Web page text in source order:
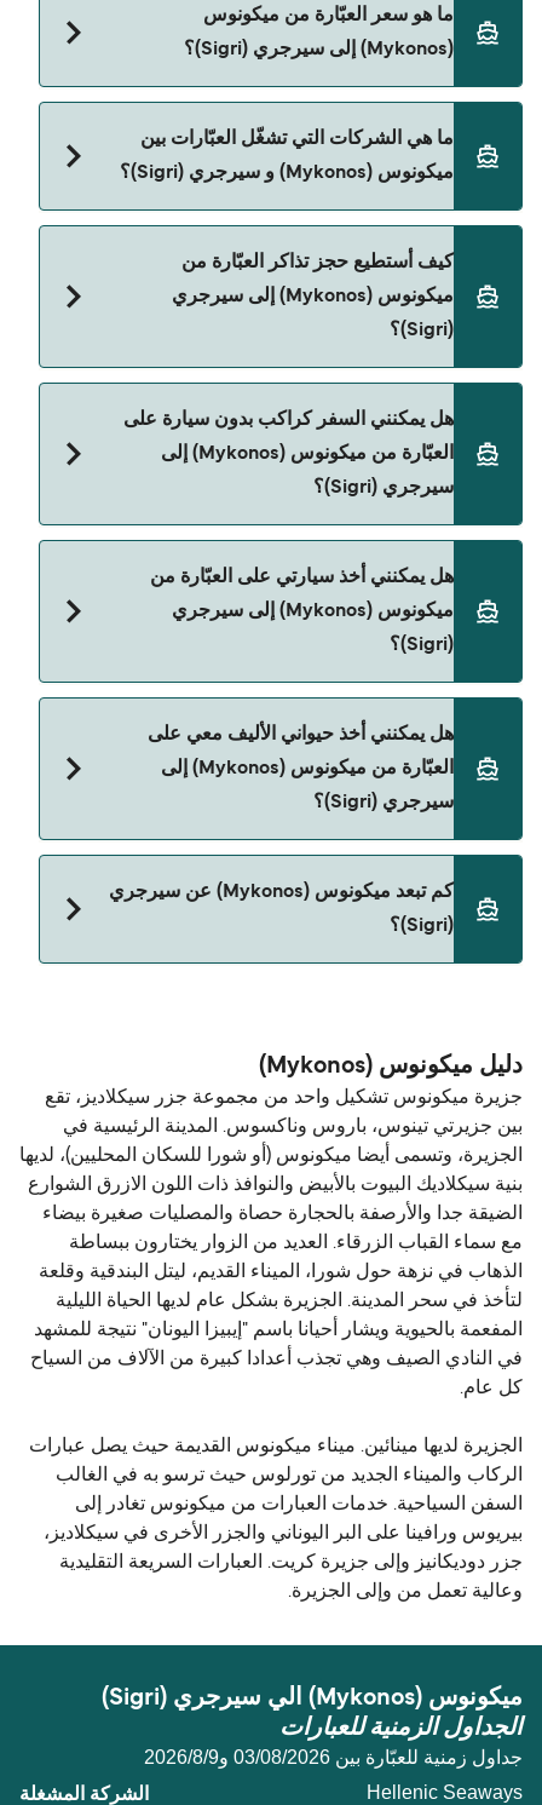
سيرجري (Sigri) تقريباً 5 ساعات 30 دقائق. مدة الإبحار
ممكن تختلف حسب الموسم والشركة، لذلك ننصحك
بمراجعة الأوقات المباشرة باستخدام Direct Ferries
ما هو سعر العبّارة من ميكونوس
(Mykonos) إلى سيرجري (Sigri)؟
(Sigri) يختلف حسب الموسم. متوسط سعر الرحلة هو
479٫90 ر.ق.‏SAR. السعر لا يشمل رسوم الحجز.
ما هي الشركات التي تشغّل العبّارات بين
ميكونوس (Mykonos) و سيرجري (Sigri)؟
كيف أستطيع حجز تذاكر العبّارة من
ميكونوس (Mykonos) إلى سيرجري
(Sigri)؟
صفحة العروض لمعرفة أحدث التخفيضات.
هل يمكنني السفر كراكب بدون سيارة على
العبّارة من ميكونوس (Mykonos) إلى
سيرجري (Sigri)؟
نعم، يمكنك السفر كراكب بدون سيارة من ميكونوس
Hellenic Seaways
هل يمكنني أخذ سيارتي على العبّارة من
ميكونوس (Mykonos) إلى سيرجري
(Sigri)؟
نعم، يمكنك السفر مع سيارتك على العبّارة من ميكونوس
Hellenic Seaways
هل يمكنني أخذ حيواني الأليف معي على
العبّارة من ميكونوس (Mykonos) إلى
سيرجري (Sigri)؟
ميكونوس (Mykonos) و سيرجري (Sigri).
كم تبعد ميكونوس (Mykonos) عن سيرجري
(Sigri)؟
دليل ميكونوس (Mykonos)
جزيرة ميكونوس تشكيل واحد من مجموعة جزر سيكلاديز، تقع
بين جزيرتي تينوس، باروس وناكسوس. المدينة الرئيسية في
الجزيرة، وتسمى أيضا ميكونوس (أو شورا للسكان المحليين)، لديها
بنية سيكلاديك البيوت بالأبيض والنوافذ ذات اللون الازرق الشوارع
الضيقة جدا والأرصفة بالحجارة حصاة والمصليات صغيرة بيضاء
مع سماء القباب الزرقاء. العديد من الزوار يختارون ببساطة
الذهاب في نزهة حول شورا، الميناء القديم، ليتل البندقية وقلعة
لتأخذ في سحر المدينة. الجزيرة بشكل عام لديها الحياة الليلية
المفعمة بالحيوية ويشار أحيانا باسم "إيبيزا اليونان" نتيجة للمشهد
في النادي الصيف وهي تجذب أعدادا كبيرة من الآلاف من السياح
كل عام.
الجزيرة لديها مينائين. ميناء ميكونوس القديمة حيث يصل عبارات
الركاب والميناء الجديد من تورلوس حيث ترسو به في الغالب
السفن السياحية. خدمات العبارات من ميكونوس تغادر إلى
بيريوس ورافينا على البر اليوناني والجزر الأخرى في سيكلاديز،
جزر دوديكانيز وإلى جزيرة كريت. العبارات السريعة التقليدية
وعالية تعمل من وإلى الجزيرة.
ميكونوس (Mykonos) الي سيرجري (Sigri)
الجداول الزمنية للعبارات
جداول زمنية للعبّارة بين 03/08/2026 و9‏/8‏/2026
Hellenic Seaways